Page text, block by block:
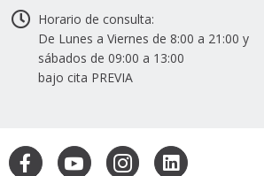
Horario de consulta:
De Lunes a Viernes de 8:00 a 21:00 y
sábados de 09:00 a 13:00
bajo cita PREVIA